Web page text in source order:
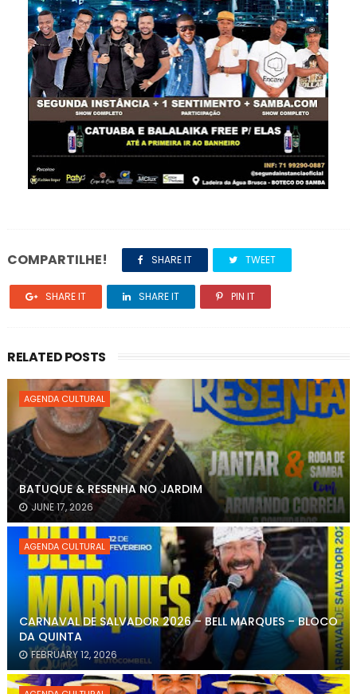
COMPARTILHE! SHARE IT TWEET
SHARE IT SHARE IT PIN IT
RELATED POSTS
AGENDA CULTURAL
BATUQUE & RESENHA NO JARDIM
JUNE 17, 2026
AGENDA CULTURAL
CARNAVAL DE SALVADOR 2026 – BELL MARQUES – BLOCO
DA QUINTA
FEBRUARY 12, 2026